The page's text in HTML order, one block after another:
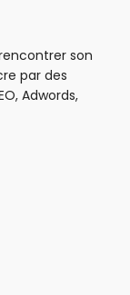
son
par des
Adwords,